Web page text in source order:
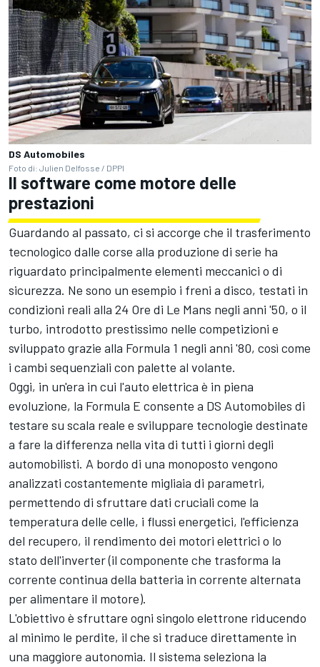
DS Automobiles
Foto di: Julien Delfosse / DPPI
Il software come motore delle
prestazioni
Guardando al passato, ci si accorge che il trasferimento
tecnologico dalle corse alla produzione di serie ha
riguardato principalmente elementi meccanici o di
sicurezza. Ne sono un esempio i freni a disco, testati in
condizioni reali alla 24 Ore di Le Mans negli anni '50, o il
turbo, introdotto prestissimo nelle competizioni e
sviluppato grazie alla Formula 1 negli anni '80, così come
i cambi sequenziali con palette al volante.
Oggi, in un'era in cui l'auto elettrica è in piena
evoluzione, la Formula E consente a DS Automobiles di
testare su scala reale e sviluppare tecnologie destinate
a fare la differenza nella vita di tutti i giorni degli
automobilisti. A bordo di una monoposto vengono
analizzati costantemente migliaia di parametri,
permettendo di sfruttare dati cruciali come la
temperatura delle celle, i flussi energetici, l'efficienza
del recupero, il rendimento dei motori elettrici o lo
stato dell'inverter (il componente che trasforma la
corrente continua della batteria in corrente alternata
per alimentare il motore).
L'obiettivo è sfruttare ogni singolo elettrone riducendo
al minimo le perdite, il che si traduce direttamente in
una maggiore autonomia. Il sistema seleziona la